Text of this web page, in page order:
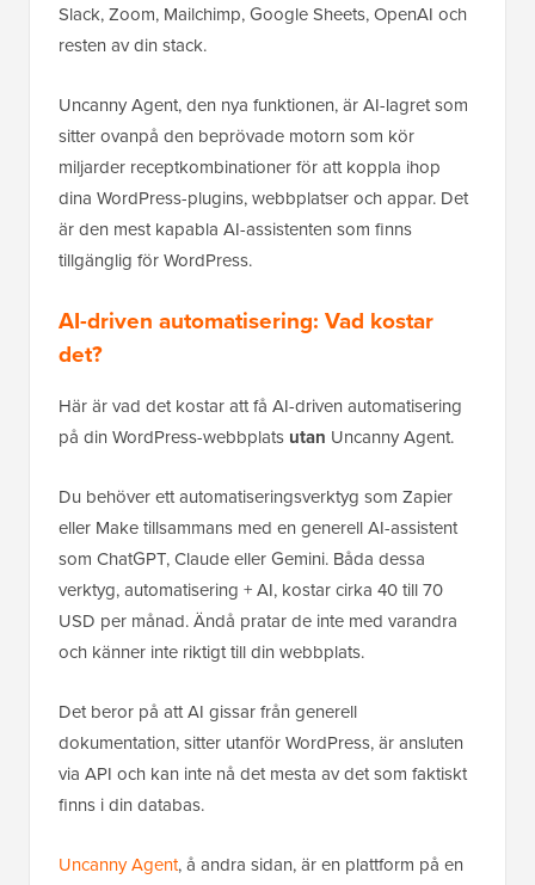
Slack, Zoom, Mailchimp, Google Sheets, OpenAI och
resten av din stack.
Uncanny Agent, den nya funktionen, är AI-lagret som
sitter ovanpå den beprövade motorn som kör
miljarder receptkombinationer för att koppla ihop
dina WordPress-plugins, webbplatser och appar. Det
är den mest kapabla AI-assistenten som finns
tillgänglig för WordPress.
AI-driven automatisering: Vad kostar
det?
Här är vad det kostar att få AI-driven automatisering
på din WordPress-webbplats utan Uncanny Agent.
Du behöver ett automatiseringsverktyg som Zapier
eller Make tillsammans med en generell AI-assistent
som ChatGPT, Claude eller Gemini. Båda dessa
verktyg, automatisering + AI, kostar cirka 40 till 70
USD per månad. Ändå pratar de inte med varandra
och känner inte riktigt till din webbplats.
Det beror på att AI gissar från generell
dokumentation, sitter utanför WordPress, är ansluten
via API och kan inte nå det mesta av det som faktiskt
finns i din databas.
Uncanny Agent, å andra sidan, är en plattform på en